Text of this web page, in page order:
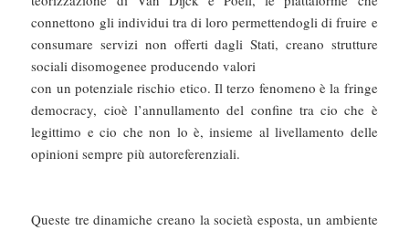
connettono gli individui tra di loro permettendogli di fruire e
consumare servizi non offerti dagli Stati, creano strutture
sociali disomogenee producendo valori
con un potenziale rischio etico. Il terzo fenomeno è la fringe
democracy, cioè l’annullamento del confine tra cio che è
legittimo e cio che non lo è, insieme al livellamento delle
opinioni sempre più autoreferenziali.
Queste tre dinamiche creano la società esposta, un ambiente